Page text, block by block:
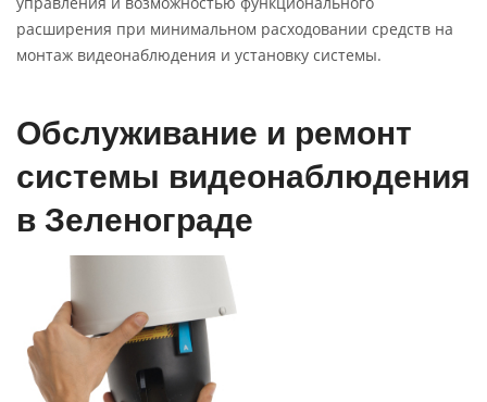
расширения при минимальном расходовании средств на
монтаж видеонаблюдения и установку системы.
Обслуживание и ремонт
системы видеонаблюдения
в Зеленограде